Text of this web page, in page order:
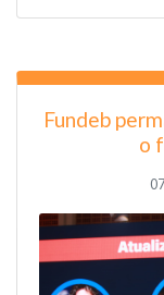
Fundeb
o